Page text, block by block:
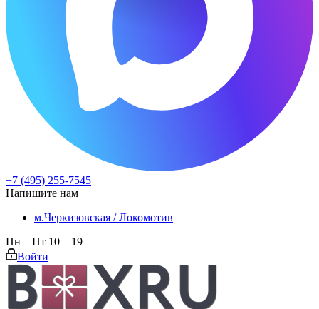
+7 (495) 255-7545
Напишите нам
м.Черкизовская / Локомотив
Пн—Пт 10—19
Войти